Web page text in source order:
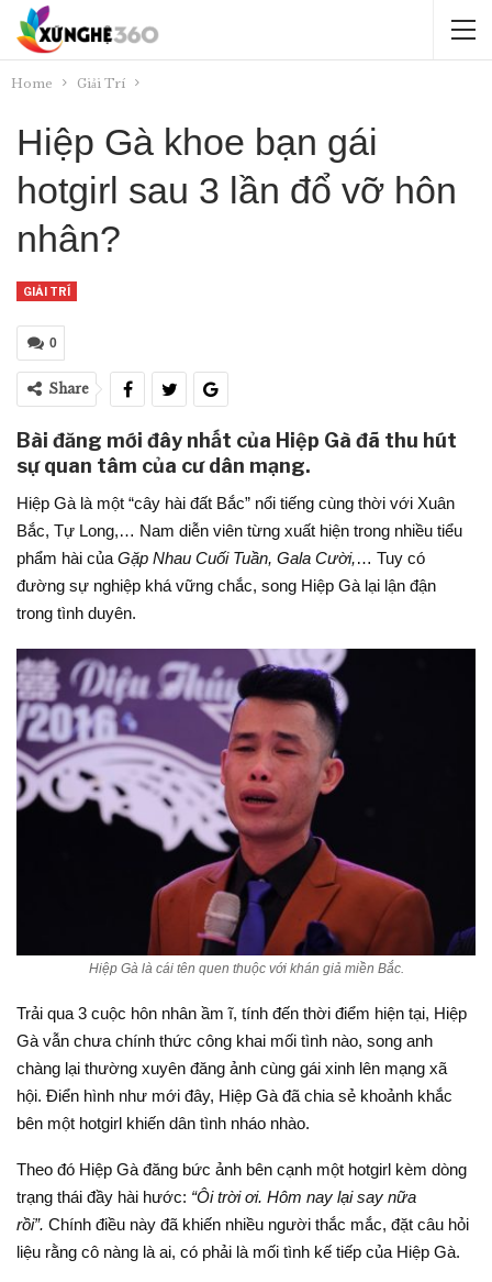
Home Giải Trí
Hiệp Gà khoe bạn gái
hotgirl sau 3 lần đổ vỡ hôn
nhân?
GIẢI TRÍ
0
Share
Bài đăng mới đây nhất của Hiệp Gà đã thu hút
sự quan tâm của cư dân mạng.
Hiệp Gà là một “cây hài đất Bắc” nổi tiếng cùng thời với Xuân
Bắc, Tự Long,… Nam diễn viên từng xuất hiện trong nhiều tiểu
phẩm hài của Gặp Nhau Cuối Tuần, Gala Cười,… Tuy có
đường sự nghiệp khá vững chắc, song Hiệp Gà lại lận đận
trong tình duyên.
Hiệp Gà là cái tên quen thuộc với khán giả miền Bắc.
Trải qua 3 cuộc hôn nhân ầm ĩ, tính đến thời điểm hiện tại, Hiệp
Gà vẫn chưa chính thức công khai mối tình nào, song anh
chàng lại thường xuyên đăng ảnh cùng gái xinh lên mạng xã
hội. Điển hình như mới đây, Hiệp Gà đã chia sẻ khoảnh khắc
bên một hotgirl khiến dân tình nháo nhào.
Theo đó Hiệp Gà đăng bức ảnh bên cạnh một hotgirl kèm dòng
trạng thái đầy hài hước: “Ôi trời ơi. Hôm nay lại say nữa
rồi”. Chính điều này đã khiến nhiều người thắc mắc, đặt câu hỏi
liệu rằng cô nàng là ai, có phải là mối tình kế tiếp của Hiệp Gà.